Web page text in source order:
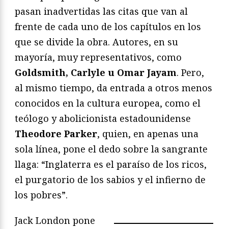
pasan inadvertidas las citas que van al
frente de cada uno de los capítulos en los
que se divide la obra. Autores, en su
mayoría, muy representativos, como
Goldsmith, Carlyle u Omar Jayam. Pero,
al mismo tiempo, da entrada a otros menos
conocidos en la cultura europea, como el
teólogo y abolicionista estadounidense
Theodore Parker, quien, en apenas una
sola línea, pone el dedo sobre la sangrante
llaga: “Inglaterra es el paraíso de los ricos,
el purgatorio de los sabios y el infierno de
los pobres”.
Jack London pone